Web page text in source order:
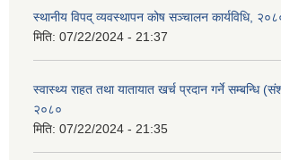
स्थानीय विपद् व्यवस्थापन कोष सञ्चालन कार्यविधि,
मिति: 07/22/2024 - 21:37
स्वास्थ्य राहत तथा यातायात खर्च प्रदान गर्ने सम्बन्धि
२०८०
मिति: 07/22/2024 - 21:35